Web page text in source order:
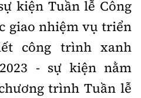
Sơn Tùng,
Hùng
Phát hành:
kiện Tuần lễ Công
giao nhiệm vụ triển
công trình xanh
- sự kiện nằm
trình Tuần lễ